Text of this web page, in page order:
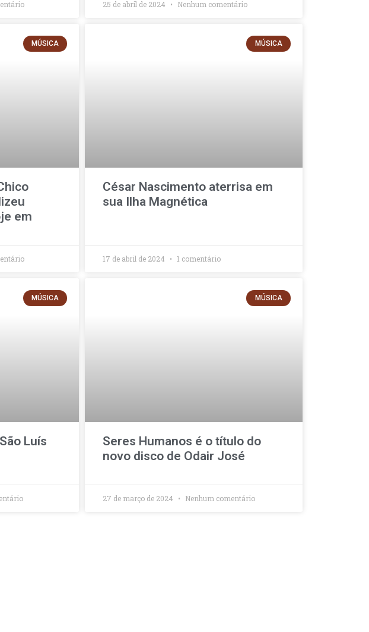
25 de abril de 2024 Nenhum comentário
MÚSICA
em
MÚSICA
César Nascimento aterrisa em
sua Ilha Magnética
17 de abril de 2024 1 comentário
MÚSICA
Luís
MÚSICA
Seres Humanos é o título do
novo disco de Odair José
27 de março de 2024 Nenhum comentário